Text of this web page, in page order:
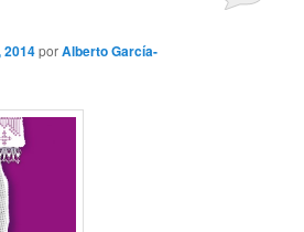
2014porAlberto García-